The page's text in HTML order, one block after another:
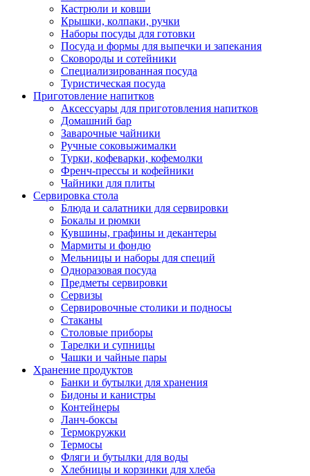
Кастрюли и ковши
Крышки, колпаки, ручки
Наборы посуды для готовки
Посуда и формы для выпечки и запекания
Сковороды и сотейники
Специализированная посуда
Туристическая посуда
Приготовление напитков
Аксессуары для приготовления напитков
Домашний бар
Заварочные чайники
Ручные соковыжималки
Турки, кофеварки, кофемолки
Френч-прессы и кофейники
Чайники для плиты
Сервировка стола
Блюда и салатники для сервировки
Бокалы и рюмки
Кувшины, графины и декантеры
Мармиты и фондю
Мельницы и наборы для специй
Одноразовая посуда
Предметы сервировки
Сервизы
Сервировочные столики и подносы
Стаканы
Столовые приборы
Тарелки и супницы
Чашки и чайные пары
Хранение продуктов
Банки и бутылки для хранения
Бидоны и канистры
Контейнеры
Ланч-боксы
Термокружки
Термосы
Фляги и бутылки для воды
Хлебницы и корзинки для хлеба